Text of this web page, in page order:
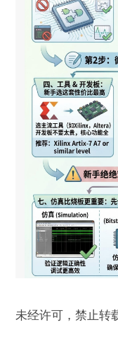
未经许可，禁止转